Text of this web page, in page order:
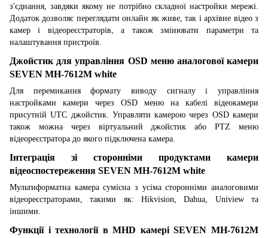
з'єднання, завдяки якому не потрібно складної настройки мережі.
Додаток дозволяє переглядати онлайн як живе, так і архівне відео з
камер і відеореєстраторів, а також змінювати параметри та
налаштування пристроїв.
Джойстик для управління OSD меню аналогової камери
SEVEN MH-7612M white
Для перемикання формату виводу сигналу і управління
настройками камери через OSD меню на кабелі відеокамери
присутній UTC джойстик. Управляти камерою через OSD камери
також можна через віртуальний джойстик або PTZ меню
відеореєстратора до якого підключена камера.
Інтеграція зі сторонніми продуктами камери
відеоспостереження SEVEN MH-7612M white
Мультиформатна камера сумісна з усіма сторонніми аналоговими
відеореєстраторами, такими як: Hikvision, Dahua, Uniview та
іншими.
Функції і технології в MHD камері SEVEN MH-7612M